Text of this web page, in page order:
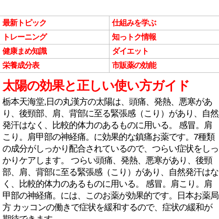
最新トピック
仕組みを学ぶ
トレーニング
知っトク情報
健康まめ知識
ダイエット
栄養成分表
市販薬の効能
太陽の効果と正しい使い方ガイド
栃本天海堂,日の丸漢方の太陽は、頭痛、発熱、悪寒があ
り、後頸部、肩、背部に至る緊張感（こり）があり、自然
発汗はなく、比較的体力のあるものに用いる。 感冒。肩
こり。肩甲部の神経痛。に効果的な鎮痛お薬です。7種類
の成分がしっかり配合されているので、つらい症状をしっ
かりケアします。 つらい頭痛、発熱、悪寒があり、後頸
部、肩、背部に至る緊張感（こり）があり、自然発汗はな
く、比較的体力のあるものに用いる。 感冒。肩こり。肩
甲部の神経痛。には、このお薬が効果的です。日本お薬局
方 カッコンの働きで症状を緩和するので、症状の緩和が